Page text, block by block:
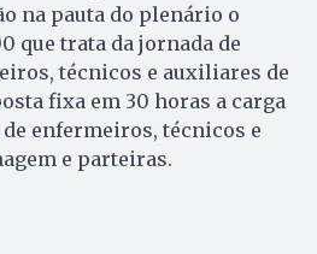
na pauta do plenário o
que trata da jornada de
técnicos e auxiliares de
fixa em 30 horas a carga
enfermeiros, técnicos e
e parteiras.